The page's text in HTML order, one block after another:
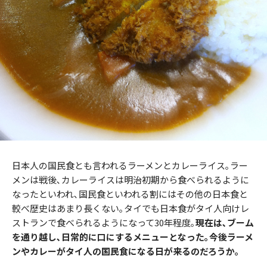
日本人の国民食とも言われるラーメンとカレーライス｡ラー
メンは戦後､カレーライスは明治初期から食べられるように
なったといわれ､国民食といわれる割にはその他の日本食と
較べ歴史はあまり長くない｡タイでも日本食がタイ人向けレ
ストランで食べられるようになって30年程度｡現在は､ブーム
を通り越し､日常的に口にするメニューとなった｡今後ラーメ
ンやカレーがタイ人の国民食になる日が来るのだろうか｡